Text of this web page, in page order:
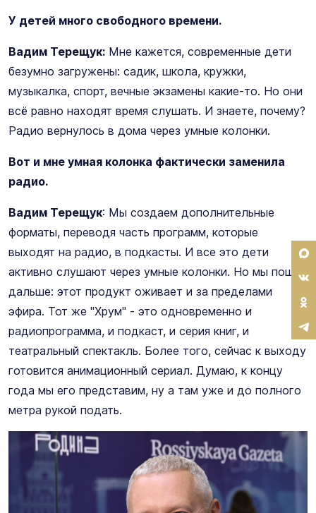
У детей много свободного времени.
Вадим Терещук: Мне кажется, современные дети
безумно загружены: садик, школа, кружки,
музыкалка, спорт, вечные экзамены какие-то. Но они
всё равно находят время слушать. И знаете, почему?
Радио вернулось в дома через умные колонки.
Вот и мне умная колонка фактически заменила
радио.
Вадим Терещук: Мы создаем дополнительные
форматы, переводя часть программ, которые
выходят на радио, в подкасты. И все это дети
активно слушают через умные колонки. Но мы пошли
дальше: этот продукт оживает и за пределами
эфира. Тот же "Хрум" - это одновременно и
радиопрограмма, и подкаст, и серия книг, и
театральный спектакль. Более того, сейчас к выходу
готовится анимационный сериал. Думаю, к концу
года мы его представим, ну а там уже и до полного
метра рукой подать.